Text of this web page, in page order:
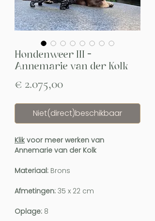
Hondenweer III -
Annemarie van der Kolk
€ 2.075,00Prijs
Niet(direct)beschikbaar
Klik voor meer werken van
Annemarie van der Kolk
Materiaal: Brons
Afmetingen: 35 x 22 cm
Oplage: 8